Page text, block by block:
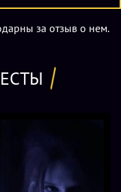
за отзыв о нем.